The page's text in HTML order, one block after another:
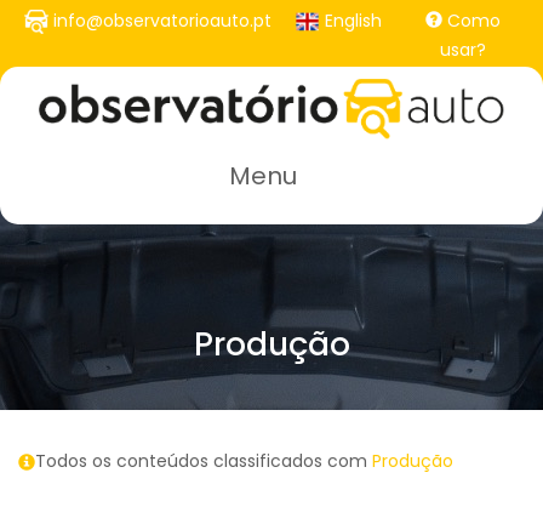
Passar
o
conteúdo
principal
info@observatorioauto.pt English
Como
usar?
Menu
Produção
Todos os conteúdos classificados com Produção